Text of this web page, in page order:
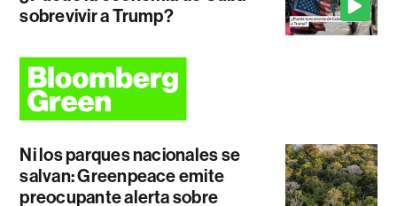
sobrevivir a Trump?
Ni los parques nacionales se
salvan: Greenpeace emite
preocupante alerta sobre